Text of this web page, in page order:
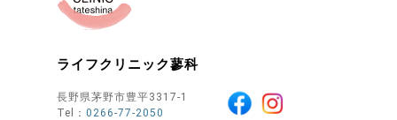
ライフクリニック蓼科
長野県茅野市豊平3317-1
Tel： 0266-77-2050